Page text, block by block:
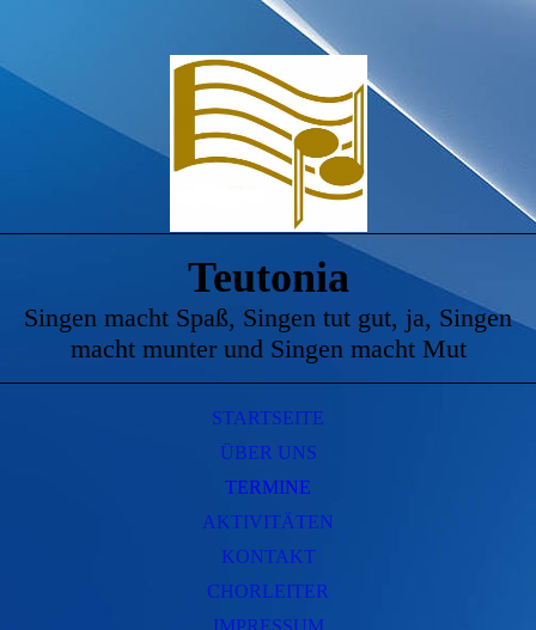
Teutonia
Singen macht Spaß, Singen tut gut, ja, Singen
macht munter und Singen macht Mut
STARTSEITE
ÜBER UNS
TERMINE
AKTIVITÄTEN
KONTAKT
CHORLEITER
IMPRESSUM